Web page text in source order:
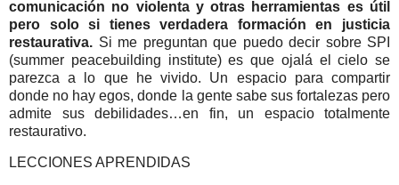
comunicación no violenta y otras herramientas es útil
pero solo si tienes verdadera formación en justicia
restaurativa. Si me preguntan que puedo decir sobre SPI
(summer peacebuilding institute) es que ojalá el cielo se
parezca a lo que he vivido. Un espacio para compartir
donde no hay egos, donde la gente sabe sus fortalezas pero
admite sus debilidades…en fin, un espacio totalmente
restaurativo.
LECCIONES APRENDIDAS